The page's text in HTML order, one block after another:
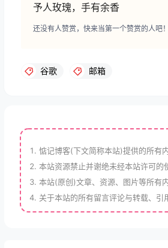
予人玫瑰，手有余香
还没有人赞赏，快来当第一个赞赏的人吧！
谷歌 邮箱
惦记博客(下文简称本站)提供的所有
本站资源禁止并谢绝未经本站许可的
本站(原创)文章、资源、图片等所有
关于本站的所有留言评论与转载、引